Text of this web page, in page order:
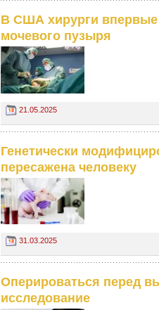
В США хирурги впервые
мочевого пузыря
21.05.2025
Генетически
пересажена человеку
31.03.2025
Оперироваться перед
исследование